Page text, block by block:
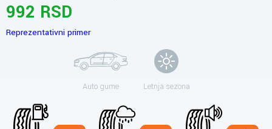
992 RSD
Reprezentativni primer
Auto gume Letnja sezona